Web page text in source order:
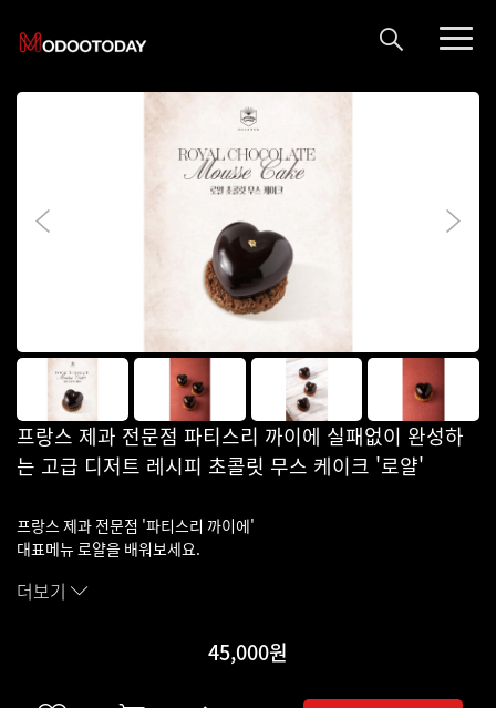
프랑스 제과 전문점 파티스리 까이에 실패없이 완성하
는 고급 디저트 레시피 초콜릿 무스 케이크 '로얄'
프랑스 제과 전문점 '파티스리 까이에'
대표메뉴 로얄을 배워보세요.
더보기
45,000원